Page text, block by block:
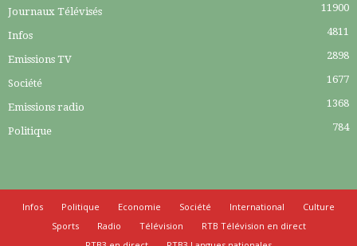
Journaux Télévisés 11900
Infos 4811
Emissions TV 2898
Société 1677
Emissions radio 1368
Politique 784
Infos Politique Economie Société International
Culture
Sports
Radio Télévision
RTB Télévision en direct